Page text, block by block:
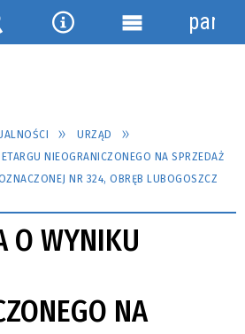
URZĄD
NIEOGRANICZONEGO NA SPRZEDAŻ
NR 324, OBRĘB LUBOGOSZCZ
O WYNIKU
NA
NarzędziaMenu
panel